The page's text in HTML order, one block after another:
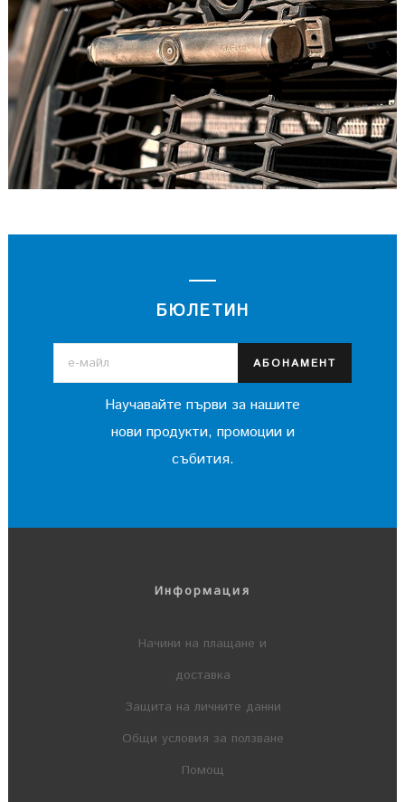
БЮЛЕТИН
АБОНАМЕНТ
Научавайте първи за нашите
нови продукти, промоции и
събития.
Информация
Начини на плащане и
доставка
Защита на личните данни
Общи условия за ползване
Помощ